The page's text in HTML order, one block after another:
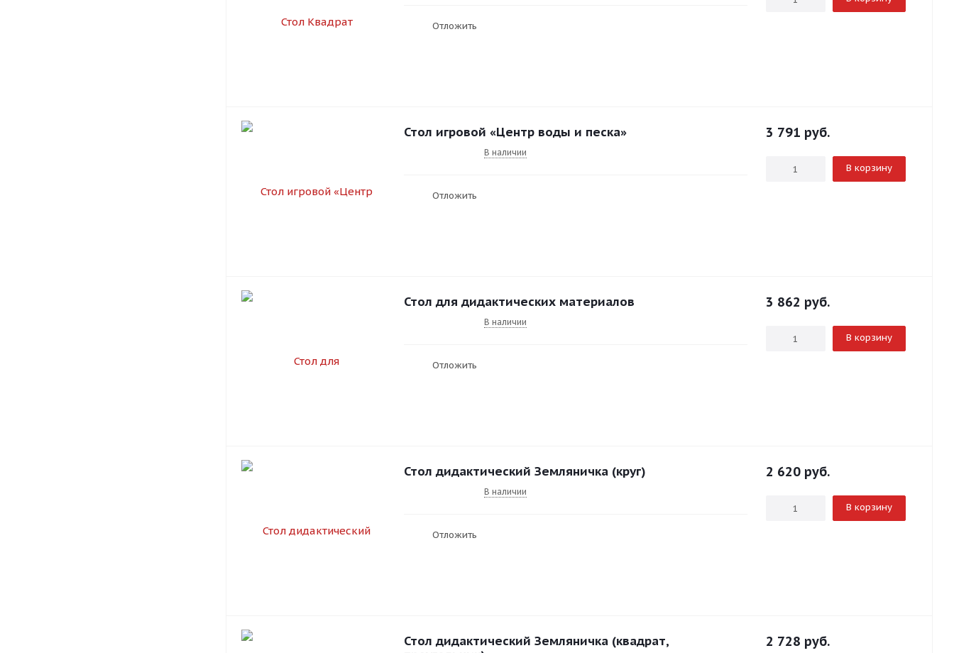
Отложить
Стол игровой «Центр воды и песка»
В наличии
Отложить
3 791 руб.
В корзину
Стол для дидактических материалов
В наличии
Отложить
3 862 руб.
В корзину
Стол дидактический Земляничка (круг)
В наличии
Отложить
2 620 руб.
В корзину
Стол дидактический Земляничка (квадрат,
2 728 руб.